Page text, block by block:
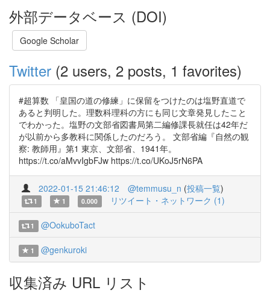
外部データベース (DOI)
Google Scholar
Twitter (2 users, 2 posts, 1 favorites)
#超算数 「皇国の道の修練」に保留をつけたのは塩野直道で
あると判明した。理数科理科の方にも同じ文章発見したこと
でわかった。塩野の文部省図書局第二編修課長就任は42年だ
が以前から多教科に関係したのだろう。 文部省編『自然の観
察: 教師用』第1 東京、文部省、1941年。
https://t.co/aMvvIgbFJw https://t.co/UKoJ5rN6PA
2022-01-15 21:46:12 @temmusu_n (投稿一覧)
1 1 0.000 リツイート・ネットワーク (1)
1 @OokuboTact
1 @genkuroki
収集済み URL リスト